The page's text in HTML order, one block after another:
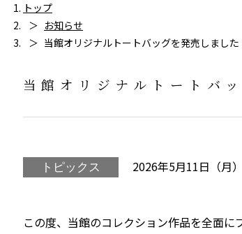
トップ
お知らせ
当館オリジナルトートバッグを発売しました
当館オリジナルトートバ
トピックス 2026年5月11日（月）
この度、当館のコレクション作品を全面に